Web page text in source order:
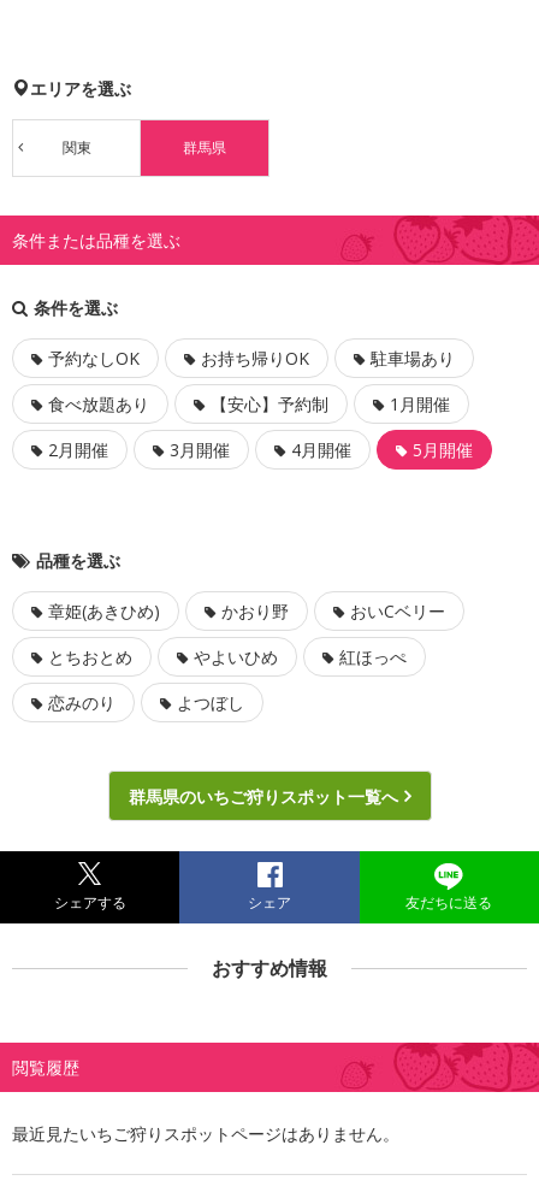
エリアを選ぶ
関東 群馬県
条件または品種を選ぶ
条件を選ぶ
予約なしOK お持ち帰りOK
駐車場あり
食べ放題あり
【安心】予約制
1月開催
2月開催
3月開催 4月開催 5月開催
品種を選ぶ
章姫(あきひめ) かおり野
おいCベリー
とちおとめ
やよいひめ
紅ほっぺ
恋みのり
よつぼし
群馬県のいちご狩りスポット一覧へ
シェアする シェア 友だちに送る
おすすめ情報
閲覧履歴
最近見たいちご狩りスポットページはありません。